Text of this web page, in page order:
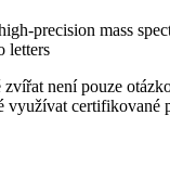
není pouze
certifikované